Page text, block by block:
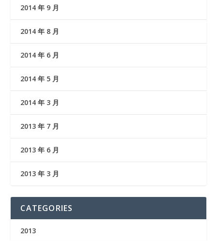
2014 年 9 月
2014 年 8 月
2014 年 6 月
2014 年 5 月
2014 年 3 月
2013 年 7 月
2013 年 6 月
2013 年 3 月
CATEGORIES
2013